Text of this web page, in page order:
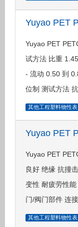
Yuyao PET
Yuyao PET
试方法 比重
- 流动 0.50 到
位制 测试方法
其他工程塑料物性表
Yuyao PET
Yuyao PET
良好 绝缘 抗撞
变性 耐疲劳性
门/阀门部件 连
其他工程塑料物性表